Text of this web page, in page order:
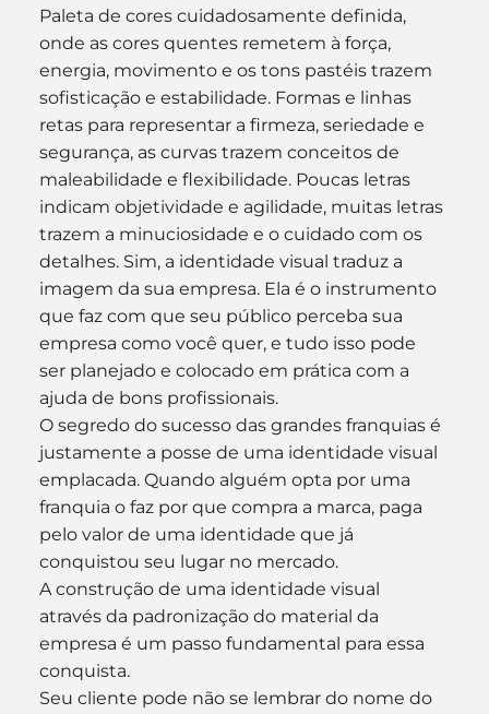
Paleta de cores cuidadosamente definida,
onde as cores quentes remetem à força,
energia, movimento e os tons pastéis trazem
sofisticação e estabilidade. Formas e linhas
retas para representar a firmeza, seriedade e
segurança, as curvas trazem conceitos de
maleabilidade e flexibilidade. Poucas letras
indicam objetividade e agilidade, muitas letras
trazem a minuciosidade e o cuidado com os
detalhes. Sim, a identidade visual traduz a
imagem da sua empresa. Ela é o instrumento
que faz com que seu público perceba sua
empresa como você quer, e tudo isso pode
ser planejado e colocado em prática com a
ajuda de bons profissionais.
O segredo do sucesso das grandes franquias é
justamente a posse de uma identidade visual
emplacada. Quando alguém opta por uma
franquia o faz por que compra a marca, paga
pelo valor de uma identidade que já
conquistou seu lugar no mercado.
A construção de uma identidade visual
através da padronização do material da
empresa é um passo fundamental para essa
conquista.
Seu cliente pode não se lembrar do nome do